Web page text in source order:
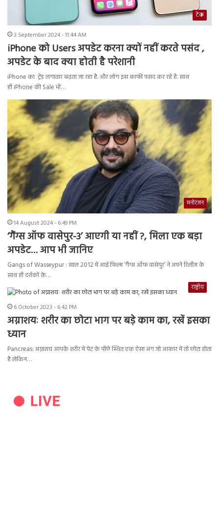
टेक
3 September 2024 - 11:44 AM
iPhone को Users अपडेट करना क्यों नहीं करते पसंद ,
अपडेट के बाद क्या होती है परेशानी
iPhone का ट्रेंड लगातार बढ़ता जा रहा है. और लोग इस काफी पसंद कर रहें है. साथ
ही iPhone की Sale भी…
मनोरंजन
14 August 2024 - 6:49 PM
‘गैंग्स ऑफ वासेपुर-3’ आएगी या नहीं ?, मिला एक बड़ा
अपडेट… आप भी जानिए
Gangs of Wasseypur : साल 2012 में आई फिल्म ‘गैंग्स ऑफ वासेपुर’ ने अपने रिलीज के
साथ ही दर्शकों के…
राष्ट्रीय
6 October 2023 - 6:42 PM
अग्नाशयः शरीर का छोटा भाग पर बड़े काम का, रखें इसका
ध्यान
Pancreas: अग्नाशय आपके शरीर में पेट के पीछे स्थित एक ऐसा अंग जो आकार में तो छोटा होता
है लेकिन…